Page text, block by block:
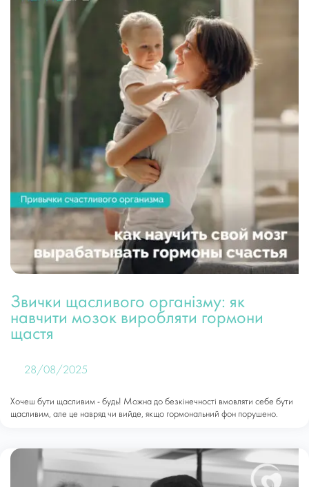
Звички щасливого організму: як
навчити мозок виробляти гормони
щастя
28/08/2025
Хочеш бути щасливим - будь! Можна до безкінечності вмовляти себе бути
щасливим, але це навряд чи вийде, якщо гормональний фон порушено.